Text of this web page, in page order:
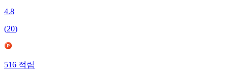
4.8
(20)
516적립